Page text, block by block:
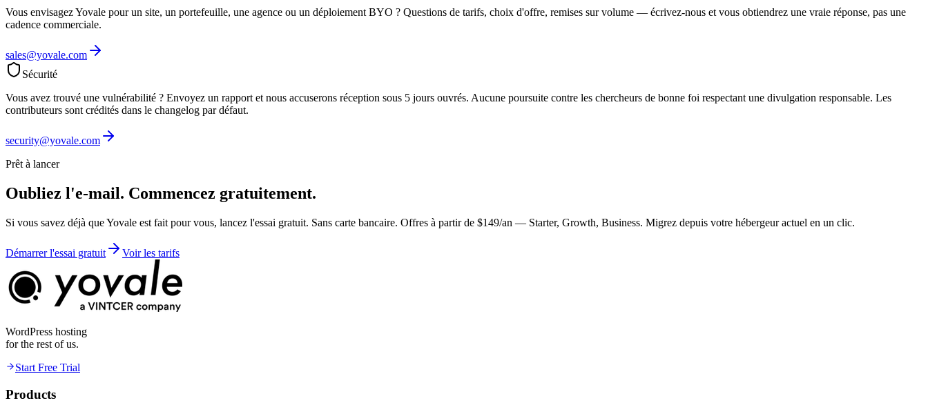
Vous envisagez Yovale pour un site, un portefeuille, une agence ou un déploiement BYO ? Questions de tarifs, choix d'offre, remises sur volume — écrivez-nous et vous obtiendrez une vraie réponse, pas une
cadence commerciale.
sales@yovale.com
Sécurité
Vous avez trouvé une vulnérabilité ? Envoyez un rapport et nous accuserons réception sous 5 jours ouvrés. Aucune poursuite contre les chercheurs de bonne foi respectant une divulgation responsable. Les
contributeurs sont crédités dans le changelog par défaut.
security@yovale.com
Prêt à lancer
Oubliez l'e-mail. Commencez gratuitement.
Si vous savez déjà que Yovale est fait pour vous, lancez l'essai gratuit. Sans carte bancaire. Offres à partir de $149/an — Starter, Growth, Business. Migrez depuis votre hébergeur actuel en un clic.
Démarrer l'essai gratuit Voir les tarifs
WordPress hosting
for the rest of us.
Start Free Trial
Products